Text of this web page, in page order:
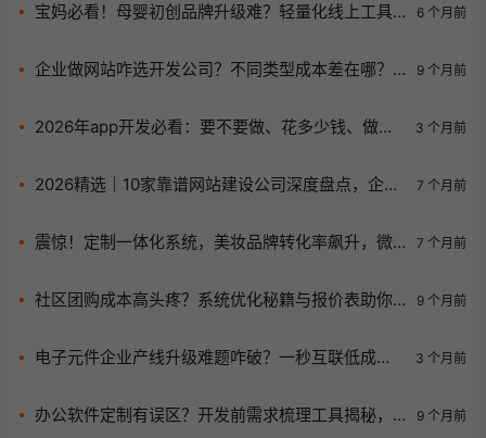
宝妈必看！母婴初创品牌升级难？轻量化线上工具
6 个月前
企业做网站咋选开发公司？不同类型成本差在哪？
9 个月前
2026年app开发必看：要不要做、花多少钱、做什
3 个月前
2026精选｜10家靠谱网站建设公司深度盘点，企业
7 个月前
震惊！定制一体化系统，美妆品牌转化率飙升，微
7 个月前
社区团购成本高头疼？系统优化秘籍与报价表助你
9 个月前
电子元件企业产线升级难题咋破？一秒互联低成本
3 个月前
办公软件定制有误区？开发前需求梳理工具揭秘，
9 个月前